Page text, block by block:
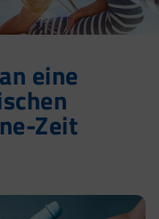
eine
Zeit